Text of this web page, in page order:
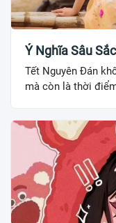
Ý Nghĩa Sâu
Tết Nguyên Đán
mà còn là thời